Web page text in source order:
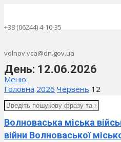
+38 (06244) 4-10-35
volnov.vca@dn.gov.ua
Меню
День: 12.06.2026
Головна 2026 Червень 12
Волноваська міська
війни Волноваської